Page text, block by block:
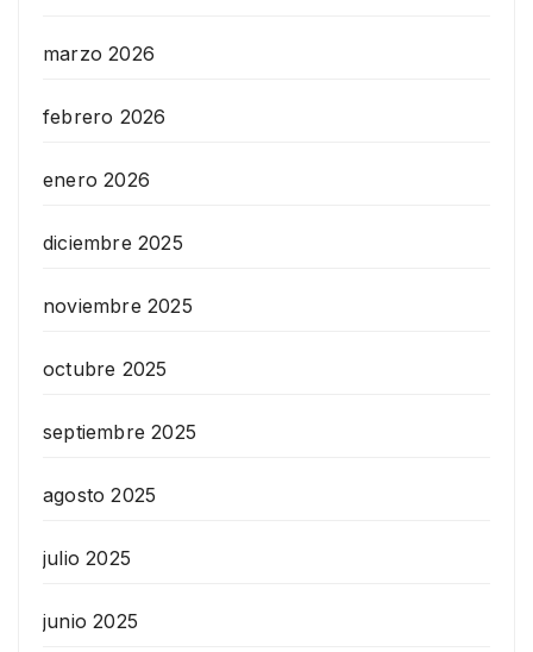
marzo 2026
febrero 2026
enero 2026
diciembre 2025
noviembre 2025
octubre 2025
septiembre 2025
agosto 2025
julio 2025
junio 2025